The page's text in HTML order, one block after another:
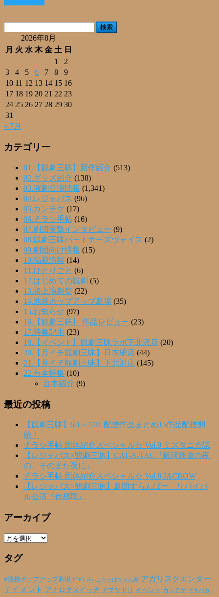
共
有
2026年8月
月 火 水 木 金 土 日
1
2
3
4 5 6 7 8
9
10 11 12 13 14 15 16
17 18 19 20 21 22 23
24 25 26 27 28 29 30
31
« 7月
カテゴリー
01.【観劇三昧】新作紹介 (513)
02.グッズ紹介 (138)
03.演劇公演情報 (1,341)
04.レジャパス (96)
05.カンチケ (17)
06.チラシ手帖 (16)
07.劇団突撃インタビュー (9)
08.観劇三昧パートナーズヴォイス (2)
09.劇団向け情報 (15)
10.掲載情報 (14)
11.ひとりごと (6)
12.はじめての観劇 (5)
13.路上演劇祭 (22)
14.池袋ポップアップ劇場 (35)
15.お知らせ (97)
16.【観劇三昧】 作品レビュー (23)
17.特集記事 (23)
18.【イベント】観劇三昧ラボ下北沢店 (20)
20.【月イチ観劇三昧】日本橋店 (44)
21.【月イチ観劇三昧】下北沢店 (145)
22.台本特集 (10)
台本紹介 (9)
最近の投稿
【観劇三昧】6/1～7/31 配信作品まとめ15作品配信開
始！
チラシ手帖 団体紹介スペシャル☆ Vol.9 ミズタニ会議
【レジャパス×観劇三昧】CAT-A-TAC『銀河鉄道の夜
の、そのまた夜に』
チラシ手帖 団体紹介スペシャル☆ Vol.8 JACROW
【レジャパス×観劇三昧】劇団すらんばー リバイバ
ル公演『色相環』
アーカイブ
ア
カ
ブ
タグ
#池袋ポップアップ劇場 ENG yhs こわっぱちゃん家 アガリスクエンター
テイメント アナログスイッチ アマヤドリ イベント カンチケ ゲキバカ